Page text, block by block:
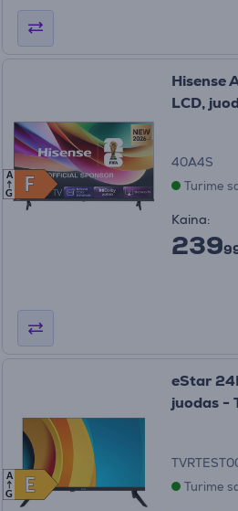
F
F
A
G
Hisense
LCD,
40A4S
Turime
Kaina:
239
E
E
A
G
eStar
juodas -
Turime